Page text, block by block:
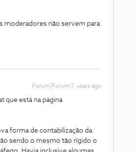
moderadores não servem para
Forum|Forum|7 years ago
que está na página
forma de contabilização da
sendo o mesmo tão rígido o